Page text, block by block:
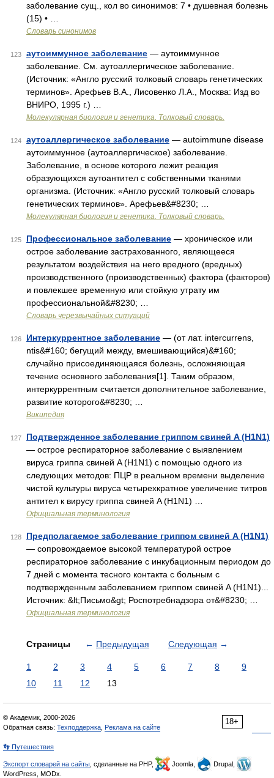
заболевание сущ., кол во синонимов: 7 • душевная болезнь
(15) • …
Словарь синонимов
123 аутоиммунное заболевание — аутоиммунное
заболевание. См. аутоаллергическое заболевание.
(Источник: «Англо русский толковый словарь генетических
терминов». Арефьев В.А., Лисовенко Л.А., Москва: Изд во
ВНИРО, 1995 г.) …
Молекулярная биология и генетика. Толковый словарь.
124 аутоаллергическое заболевание — autoimmune disease
аутоиммунное (аутоаллергическое) заболевание.
Заболевание, в основе которого лежит реакция
образующихся аутоантител с собственными тканями
организма. (Источник: «Англо русский толковый словарь
генетических терминов». Арефьев&#8230; …
Молекулярная биология и генетика. Толковый словарь.
125 Профессиональное заболевание — хроническое или
острое заболевание застрахованного, являющееся
результатом воздействия на него вредного (вредных)
производственного (производственных) фактора (факторов)
и повлекшее временную или стойкую утрату им
профессиональной&#8230; …
Словарь черезвычайных ситуаций
126 Интеркуррентное заболевание — (от лат. intercurrens,
ntis&#160; бегущий между, вмешивающийся)&#160;
случайно присоединяющаяся болезнь, осложняющая
течение основного заболевания[1]. Таким образом,
интеркуррентным считается дополнительное заболевание,
развитие которого&#8230; …
Википедия
127
Подтвержденное заболевание гриппом свиней A (H1N1)
— острое респираторное заболевание с выявлением
вируса гриппа свиней A (H1N1) с помощью одного из
следующих методов: ПЦР в реальном времени выделение
чистой культуры вируса четырехкратное увеличение титров
антител к вирусу гриппа свиней A (H1N1) …
Официальная терминология
128
Предполагаемое заболевание гриппом свиней A (H1N1)
— сопровождаемое высокой температурой острое
респираторное заболевание с инкубационным периодом до
7 дней с момента тесного контакта с больным с
подтвержденным заболеванием гриппом свиней A (H1N1)...
Источник: &lt;Письмо&gt; Роспотребнадзора от&#8230; …
Официальная терминология
Страницы ← Предыдущая Следующая →
1 2 3 4 5 6 7 8
9
10
11 12 13
18+
© Академик, 2000-2026
Обратная связь: Техподдержка Реклама на сайте
👣 Путешествия
Экспорт словарей на сайты , сделанные на PHP, Joomla,
Drupal,
WordPress, MODx.